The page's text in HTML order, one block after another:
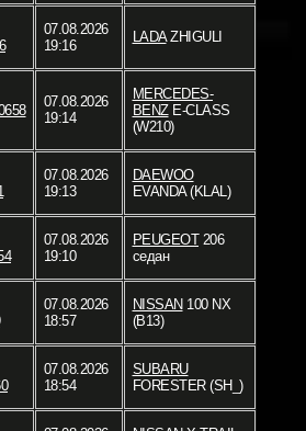
07.08.2026
19:16
LADAZHIGULI
07.08.2026
19:14
MERCEDES-
BENZE-CLASS
(W210)
07.08.2026
19:13
DAEWOO
EVANDA (KLAL)
07.08.2026
19:10
PEUGEOT206
седан
07.08.2026
18:57
NISSAN 100 NX
(B13)
07.08.2026
18:54
SUBARU
FORESTER (SH_)